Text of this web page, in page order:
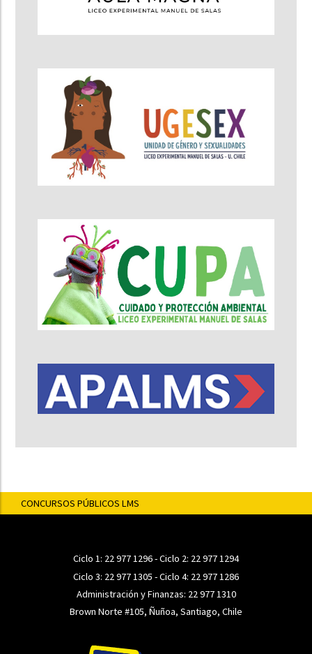
CONCURSOS PÚBLICOS LMS
Ciclo 1: 22 977 1296- Ciclo 2: 22 977 1294
Ciclo 3: 22 977 1305 - Ciclo 4: 22 977 1286
Administración y Finanzas: 22 977 1310
Brown Norte #105, Ñuñoa, Santiago, Chile